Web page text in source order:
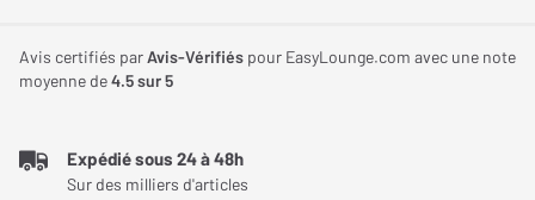
moteurs et à sa vitesse de déplacement pouvant atteindre 15
mètres par minute, il parcourt le bassin afin de récupérer les
également à maintenir une bonne efficacité de collecte pendant
Largeur
Poids
Avis certifiés parAvis-Vérifiés pour EasyLounge.com avec une note
moyenne de4.5sur 5
Expédié sous 24 à 48h
Sur des milliers d'articles